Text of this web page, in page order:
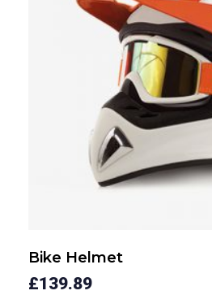
Bike Helmet
£139.89